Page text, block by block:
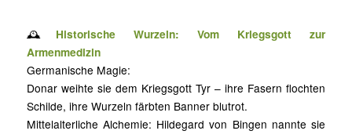
🕰️ Historische Wurzeln: Vom Kriegsgott zur
Armenmedizin
Germanische Magie:
Donar weihte sie dem Kriegsgott Tyr – ihre Fasern flochten
Schilde, ihre Wurzeln färbten Banner blutrot.
Mittelalterliche Alchemie: Hildegard von Bingen nannte sie